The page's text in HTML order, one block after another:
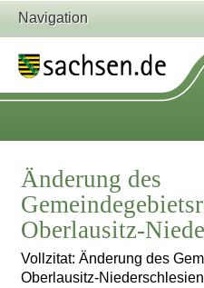
Navigation
Änderung des
Oberlausitz-
Vollzitat: Änderung des
Oberlausitz-